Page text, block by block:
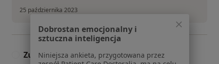
25 października 2023
Zuzanna Numer telefonu zweryfikowany
Dobrostan emocjonalny i
sztuczna inteligencja
Niniejsza ankieta, przygotowana przez